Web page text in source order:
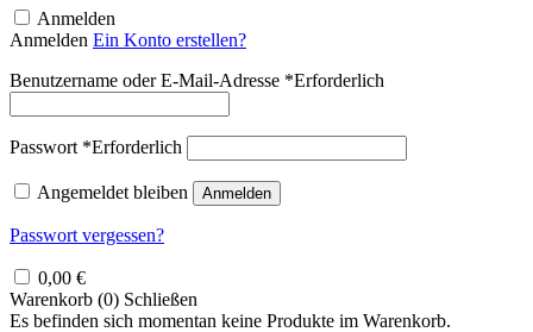
Anmelden
Anmelden Ein Konto erstellen?
Benutzername oder E-Mail-Adresse *Erforderlich
Passwort *Erforderlich
Angemeldet bleiben Anmelden
Passwort vergessen?
0,00 €
Warenkorb (0) Schließen
Es befinden sich momentan keine Produkte im Warenkorb.